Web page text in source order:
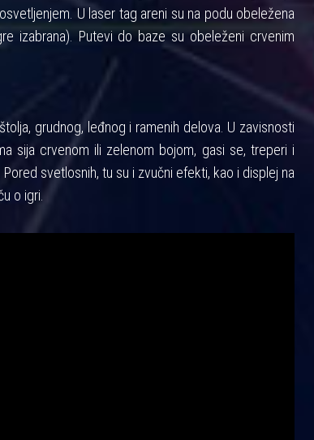
U laser tag areni su na podu obeležena
izabrana). Putevi do baze su obeleženi crvenim
grudnog, leđnog i ramenih delova. U zavisnosti
sija crvenom ili zelenom bojom, gasi se, treperi i
svetlosnih, tu su i zvučni efekti, kao i displej na
o igri.